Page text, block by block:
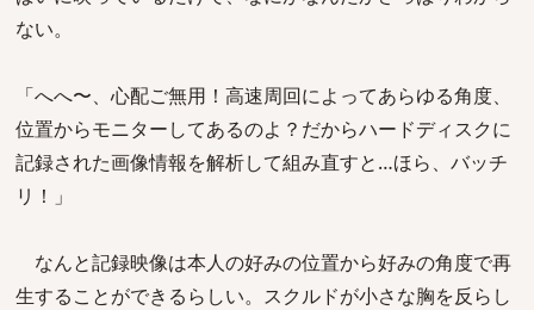
ない。
「へへ〜、心配ご無用！高速周回によってあらゆる角度、
位置からモニターしてあるのよ？だからハードディスクに
記録された画像情報を解析して組み直すと…ほら、バッチ
リ！」
なんと記録映像は本人の好みの位置から好みの角度で再
生することができるらしい。スクルドが小さな胸を反らし